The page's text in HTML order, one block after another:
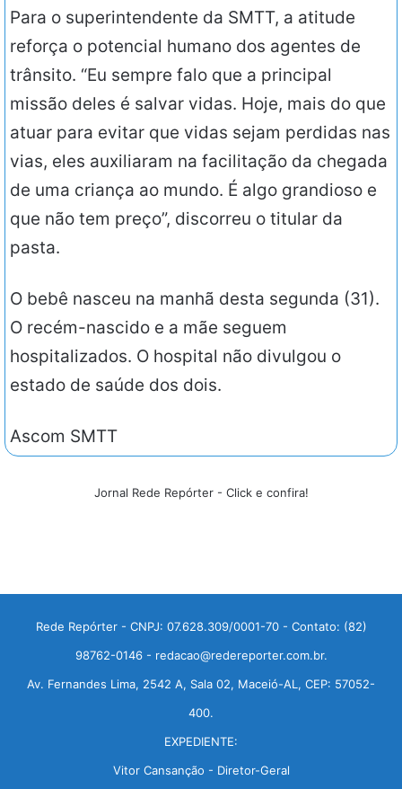
Para o superintendente da SMTT, a atitude
reforça o potencial humano dos agentes de
trânsito. “Eu sempre falo que a principal
missão deles é salvar vidas. Hoje, mais do que
atuar para evitar que vidas sejam perdidas nas
vias, eles auxiliaram na facilitação da chegada
de uma criança ao mundo. É algo grandioso e
que não tem preço”, discorreu o titular da
pasta.
O bebê nasceu na manhã desta segunda (31).
O recém-nascido e a mãe seguem
hospitalizados. O hospital não divulgou o
estado de saúde dos dois.
Ascom SMTT
Jornal Rede Repórter - Click e confira!
Rede Repórter - CNPJ: 07.628.309/0001-70 - Contato: (82)
98762-0146 - redacao@redereporter.com.br.
Av. Fernandes Lima, 2542 A, Sala 02, Maceió-AL, CEP: 57052-
400.
EXPEDIENTE:
Vitor Cansanção - Diretor-Geral